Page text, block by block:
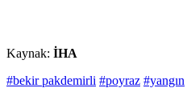
Kaynak: İHA
#bekir pakdemirli #poyraz #yangın